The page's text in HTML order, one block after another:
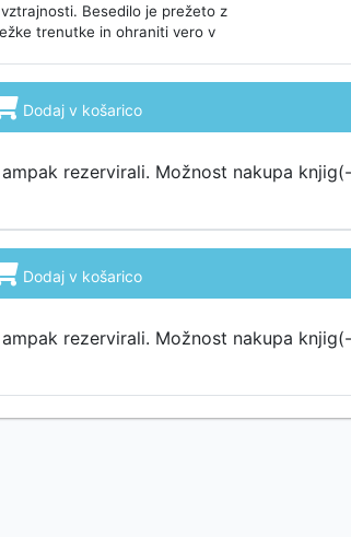
Besedilo je prežeto z
trenutke in ohraniti vero v
Dodaj v košarico
rezervirali. Možnost nakupa
Dodaj v košarico
rezervirali. Možnost nakupa